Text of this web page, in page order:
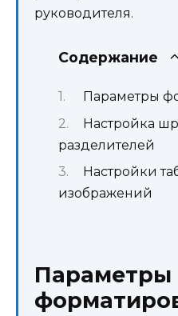
руководителя.
Содержание
Параметры
Настройка
разделителей
Настройки
изображений
Параметры